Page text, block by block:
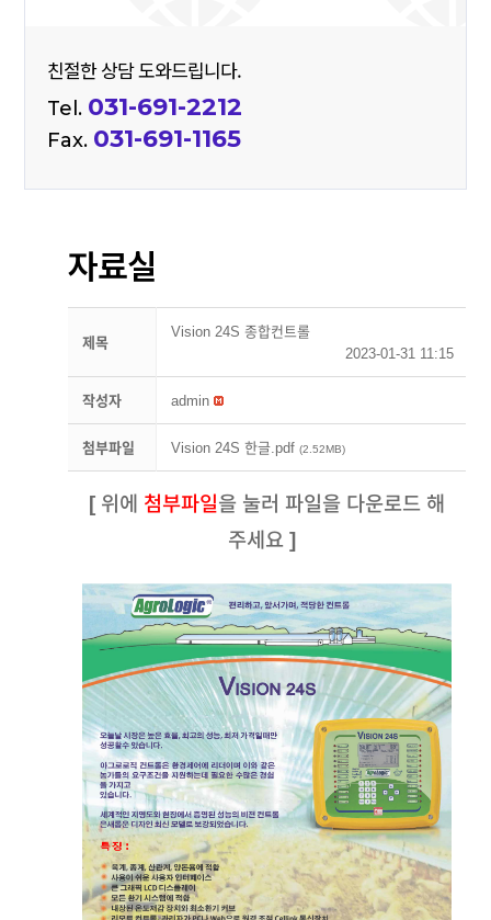
친절한 상담 도와드립니다.
Tel. 031-691-2212
Fax. 031-691-1165
자료실
제목
Vision 24S 종합컨트롤
2023-01-31 11:15
작성자 admin
첨부파일 Vision 24S 한글.pdf(2.52MB)
[ 위에 첨부파일을 눌러 파일을 다운로드 해
주세요 ]